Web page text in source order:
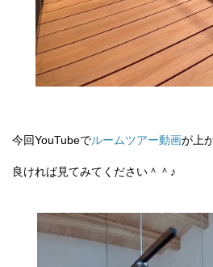
今回YouTubeでルームツアー動画が上
良ければ見てみてください＾＾♪